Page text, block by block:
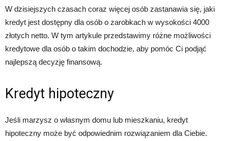
W dzisiejszych czasach coraz więcej osób zastanawia się, jaki
kredyt jest dostępny dla osób o zarobkach w wysokości 4000
złotych netto. W tym artykule przedstawimy różne możliwości
kredytowe dla osób o takim dochodzie, aby pomóc Ci podjąć
najlepszą decyzję finansową.
Kredyt hipoteczny
Jeśli marzysz o własnym domu lub mieszkaniu, kredyt
hipoteczny może być odpowiednim rozwiązaniem dla Ciebie.